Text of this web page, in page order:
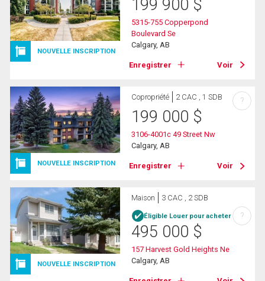
NOUVELLE INSCRIPTION
199 900 $
5315-755 Copperpond
Boulevard Se
Calgary, AB
Enregistrer Voir
NOUVELLE INSCRIPTION
Copropriété 2 CAC , 1 SDB
199 000 $
3106-4001c 49 Street Nw
Calgary, AB
Enregistrer Voir
?
NOUVELLE INSCRIPTION
Maison 3 CAC , 2 SDB
Éligible Louer pour acheter
495 000 $
157 Harvest Gold Heights Ne
Calgary, AB
?